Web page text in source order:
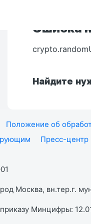
Ошибка
Найдите
Положение об
Пресс-центр
Москва, вн.тер.г.
Минцифры: